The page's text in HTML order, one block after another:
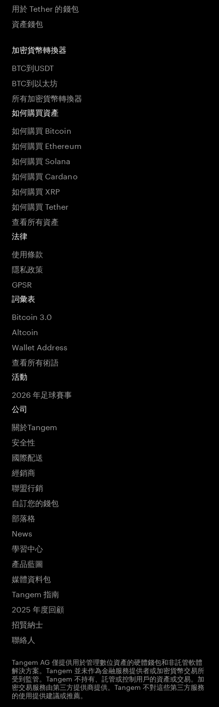
用於 Tether 的錢包
資產錢包
加密貨幣轉換器
BTC到USDT
BTC到以太坊
所有加密貨幣轉換器
如何購買資產
如何購買 Bitcoin
如何購買 Ethereum
如何購買 Solana
如何購買 Cardano
如何購買 XRP
如何購買 Tether
查看所有資產
法律
使用條款
隱私政策
GPSR
詞彙表
Bitcoin 3.0
Altcoin
Wallet Address
查看所有術語
活動
2026 年足球賽事
公司
關於Tangem
安全性
國際配送
經銷商
聯盟行銷
自訂您的錢包
部落格
News
學習中心
產品藍圖
媒體資料包
Tangem 指南
2025 年度回顧
招賢納士
聯絡人
Tangem AG 僅提供用於管理數位資產的硬體錢包和非託管軟體
解決方案。Tangem 並未作為金融服務提供者或加密貨幣交易所
受到監管。Tangem 不持有、託管或控制用戶的資產或交易。加
密交易服務由第三方提供商提供。Tangem 不對這些第三方服務
的使用提供建議或推薦。